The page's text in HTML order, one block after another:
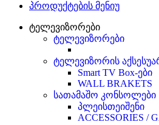
პროდუქტების მენიუ
ტელევიზორები
ტელევიზორები
ტელევიზორის
Smart TV Box-ები
WALL BRAKETS
სათამაშო კონსოლები
პლეისთეიშენი
ACCESSORIES /